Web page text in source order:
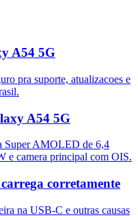
A54 5G
pra suporte, atualizacoes e
A54 5G
Super AMOLED de 6,4
e camera principal com OIS.
corretamente
na USB-C e outras causas